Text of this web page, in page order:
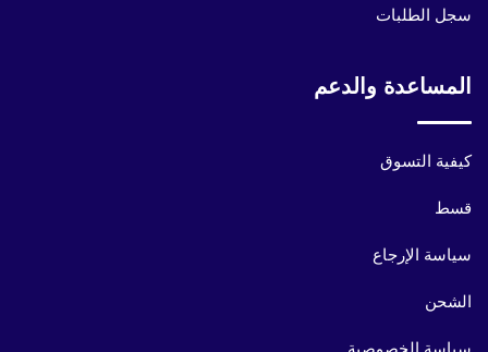
سجل الطلبات
المساعدة والدعم
كيفية التسوق
قسط
سياسة الإرجاع
الشحن